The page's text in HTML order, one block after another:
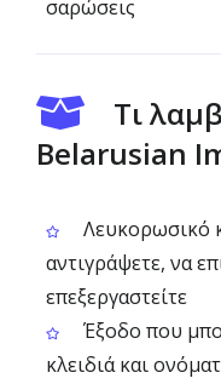
σαρώσεις
Τι
Belarusian
Λευκορωσικό
αντιγράψετε, να
επεξεργαστείτε
Έξοδο που
κλειδιά και